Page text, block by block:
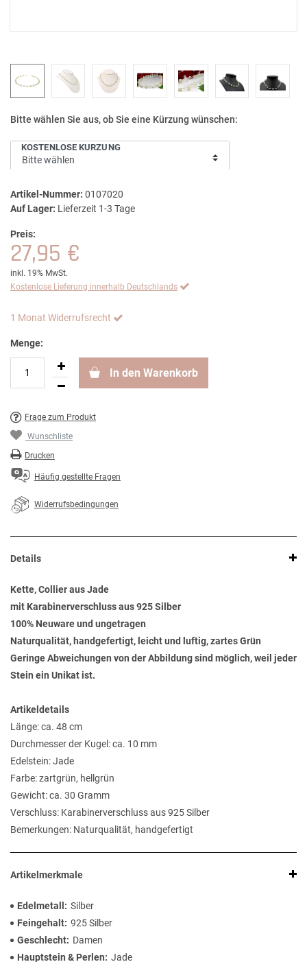
Bitte wählen Sie aus, ob Sie eine Kürzung wünschen:
KOSTENLOSE KÜRZUNG
Artikel-Nummer: 0107020
Auf Lager: Lieferzeit 1-3 Tage
Preis:
27,95 €
inkl. 19% MwSt.
Kostenlose Lieferung innerhalb Deutschlands
1 Monat Widerrufsrecht
Menge:
In den Warenkorb
Frage zum Produkt
Wunschliste
Drucken
Häufig gestellte Fragen
Widerrufsbedingungen
Details
Kette, Collier aus Jade
mit Karabinerverschluss aus 925 Silber
100% Neuware und ungetragen
Naturqualität, handgefertigt, leicht und luftig, zartes Grün
Geringe Abweichungen von der Abbildung sind möglich, weil jeder
Stein ein Unikat ist.
Artikeldetails
Länge: ca. 48 cm
Durchmesser der Kugel: ca. 10 mm
Edelstein: Jade
Farbe: zartgrün, hellgrün
Gewicht: ca. 30 Gramm
Verschluss: Karabinerverschluss aus 925 Silber
Bemerkungen: Naturqualität, handgefertigt
Artikelmerkmale
Edelmetall
Silber
Feingehalt 925 Silber
Geschlecht
Damen
Hauptstein & Perlen
Jade